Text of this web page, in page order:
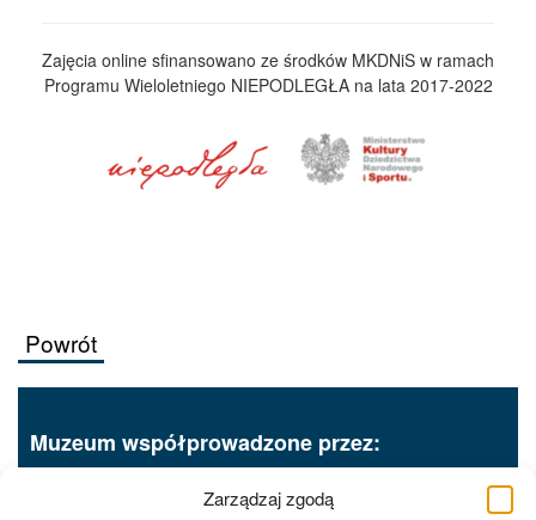
Zarządzaj zgodą
Zajęcia online sfinansowano ze środków MKDNiS w ramach
Programu Wieloletniego NIEPODLEGŁA na lata 2017-2022
Powrót
Muzeum współprowadzone przez: